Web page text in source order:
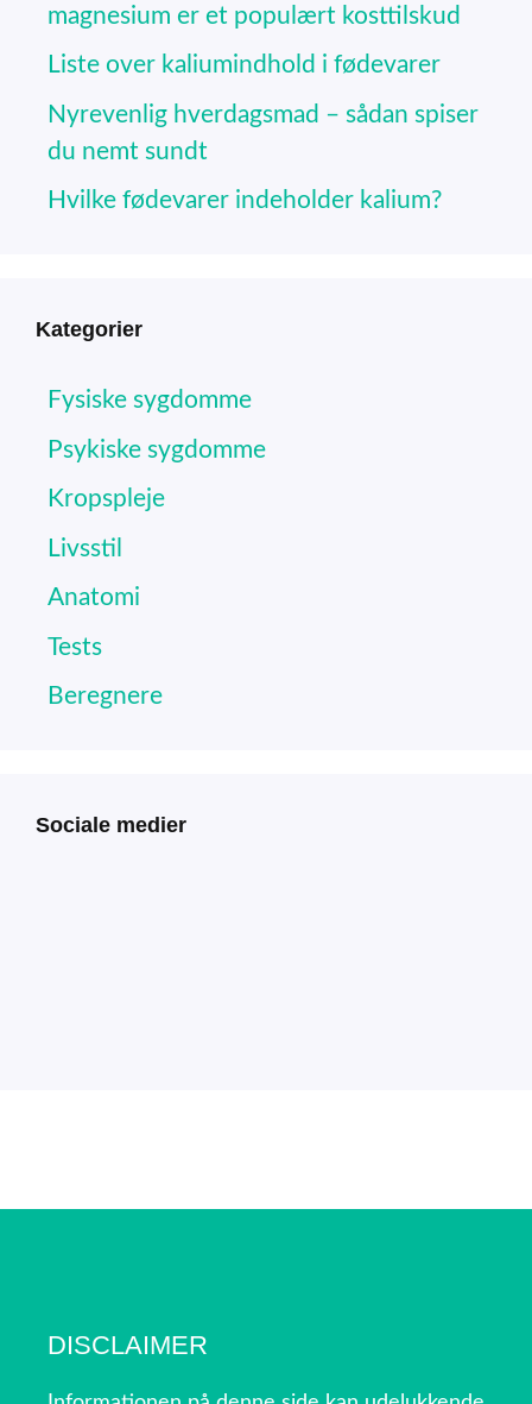
magnesium er et populært kosttilskud
Liste over kaliumindhold i fødevarer
Nyrevenlig hverdagsmad – sådan spiser
du nemt sundt
Hvilke fødevarer indeholder kalium?
Kategorier
Fysiske sygdomme
Psykiske sygdomme
Kropspleje
Livsstil
Anatomi
Tests
Beregnere
Sociale medier
DISCLAIMER